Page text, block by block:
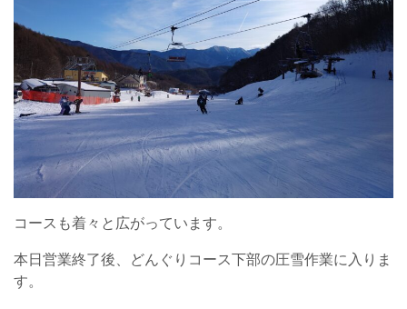
コースも着々と広がっています。
本日営業終了後、どんぐりコース下部の圧雪作業に入りま
す。